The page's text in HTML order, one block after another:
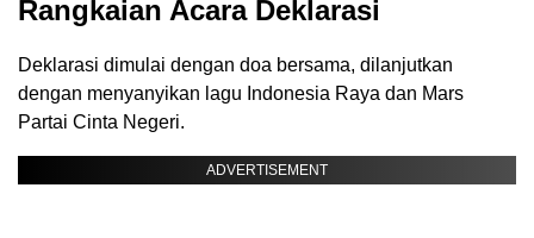
Rangkaian Acara Deklarasi
Deklarasi dimulai dengan doa bersama, dilanjutkan
dengan menyanyikan lagu Indonesia Raya dan Mars
Partai Cinta Negeri.
ADVERTISEMENT